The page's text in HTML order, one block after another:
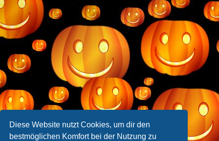
Diese Website nutzt Cookies, um dir den
bestmöglichen Komfort bei der Nutzung zu